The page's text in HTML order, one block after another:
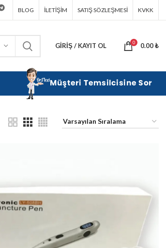
BLOG İLETIŞIM SATIŞ SÖZLEŞMESI KVKK
GIRIŞ / KAYIT OL 0 0.00₺